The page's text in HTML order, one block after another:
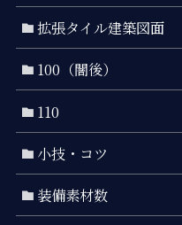
拡張タイル建築図面
100（闇後）
110
小技・コツ
装備素材数